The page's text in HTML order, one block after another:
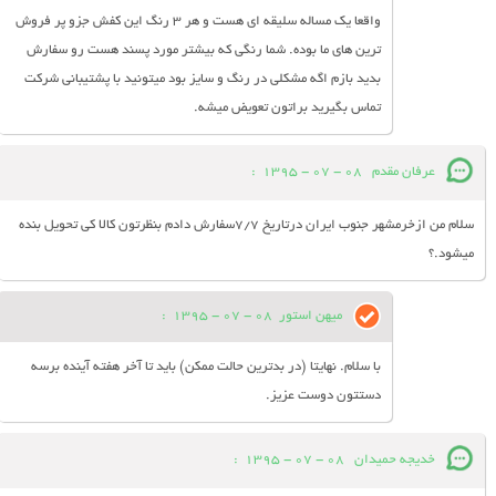
واقعا یک مساله سلیقه ای هست و هر 3 رنگ این کفش جزو پر فروش
ترین های ما بوده. شما رنگی که بیشتر مورد پسند هست رو سفارش
بدید بازم اگه مشکلی در رنگ و سایز بود میتونید با پشتیبانی شرکت
تماس بگیرید براتون تعویض میشه.
عرفان مقدم 08 - 07 - 1395
:
سلام من ازخرمشهر جنوب ایران درتاریخ 7/7سفارش دادم بنظرتون کالا کی تحویل بنده
میشود.؟
میهن استور 08 - 07 - 1395
:
با سلام. نهایتا (در بدترین حالت ممکن) باید تا آخر هفته آینده برسه
دستتون دوست عزیز.
خدیجه حمیدان 08 - 07 - 1395
: